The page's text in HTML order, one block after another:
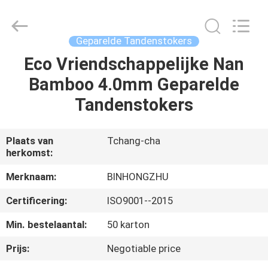
HUIS
PRODUCTEN
ONGEVEER
ONS
FABRIEKSREIS
Export
Geparelde Tandenstokers
Eco Vriendschappelijke Nan
Bamboo 4.0mm Geparelde
Tandenstokers
Plaats van
herkomst:
Tchang-cha
Merknaam:
BINHONGZHU
Certificering:
ISO9001--2015
Min. bestelaantal:
50 karton
Prijs:
Negotiable price